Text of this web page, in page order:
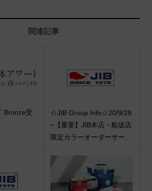
関連記事
Bronze受
☆JIB Group Info☆20/9/28
~【重要】JIB本店・船坂店
限定カラーオーダーサー...